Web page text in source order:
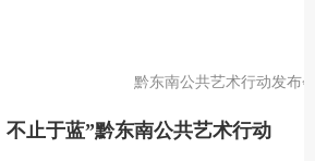
黔东南公共艺术行动发布
不止于蓝”黔东南公共艺术行动